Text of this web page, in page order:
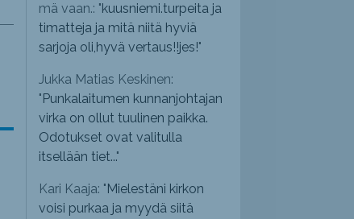
mä vaan.: "kuusniemi.turpeita ja
timatteja ja mitä niitä hyviä
sarjoja oli,hyvä vertaus!!jes!"
Jukka Matias Keskinen:
" Punkalaitumen kunnanjohtajan
virka on ollut tuulinen paikka.
Odotukset ovat valitulla
itsellään tiet..."
Kari Kaaja: " Mielestäni kirkon
voisi purkaa ja myydä siitä